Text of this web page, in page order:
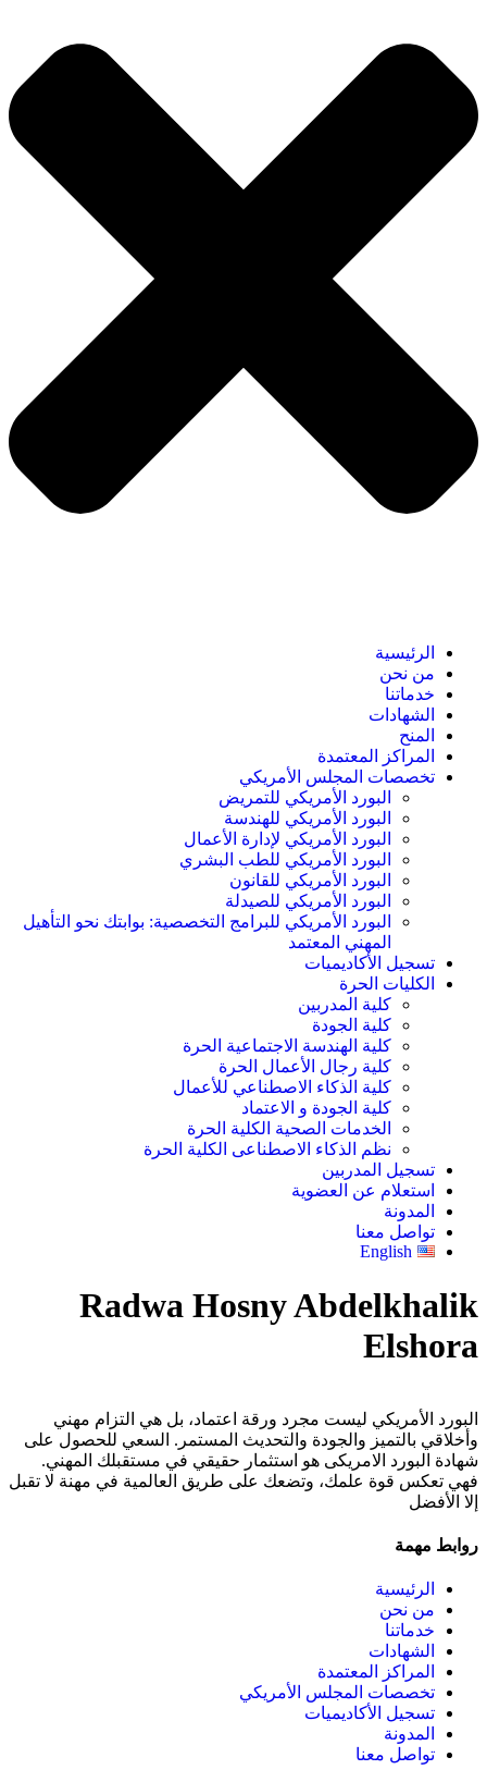
الرئيسية
من نحن
خدماتنا
الشهادات
المنح
المراكز المعتمدة
تخصصات المجلس الأمريكي
البورد الأمريكي للتمريض
البورد الأمريكي للهندسة
البورد الأمريكي لإدارة الأعمال
البورد الأمريكي للطب البشري
البورد الأمريكي للقانون
البورد الأمريكي للصيدلة
البورد الأمريكي للبرامج التخصصية: بوابتك نحو التأهيل
المهني المعتمد
تسجيل الأكاديميات
الكليات الحرة
كلية المدربين
كلية الجودة
كلية الهندسة الاجتماعية الحرة
كلية رجال الأعمال الحرة
كلية الذكاء الاصطناعي للأعمال
كلية الجودة و الاعتماد
الخدمات الصحية الكلية الحرة
نظم الذكاء الاصطناعى الكلية الحرة
تسجيل المدربين
استعلام عن العضوية
المدونة
تواصل معنا
English
Radwa Hosny Abdelkhalik
Elshora
البورد الأمريكي ليست مجرد ورقة اعتماد، بل هي التزام مهني
وأخلاقي بالتميز والجودة والتحديث المستمر. السعي للحصول على
شهادة البورد الامريكى هو استثمار حقيقي في مستقبلك المهني.
فهي تعكس قوة علمك، وتضعك على طريق العالمية في مهنة لا تقبل
إلا الأفضل
روابط مهمة
الرئيسية
من نحن
خدماتنا
الشهادات
المراكز المعتمدة
تخصصات المجلس الأمريكي
تسجيل الأكاديميات
المدونة
تواصل معنا